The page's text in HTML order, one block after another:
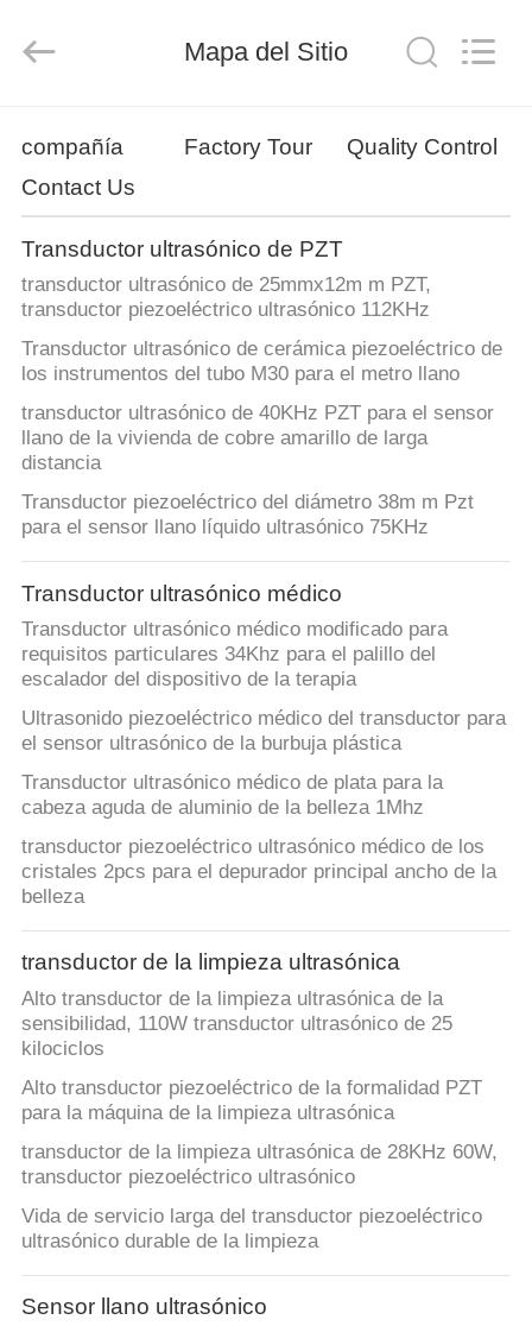
PRODUCTOS
SOBRE
NOSOTROS
VIAJE
DE
LA
FÁBRICA
CONTROL
DE
CALIDAD
ÉNTRENOS
EN
CONTACTO
CON
PIDA
UNA
CITA
MAPA
DEL
SITIO
PRIVACY
POLICY
Co.,
Mapa del Sitio
compañía Factory Tour
Quality Control
Contact Us
Transductor ultrasónico de PZT
transductor ultrasónico de 25mmx12m m PZT,
transductor piezoeléctrico ultrasónico 112KHz
Transductor ultrasónico de cerámica piezoeléctrico de
los instrumentos del tubo M30 para el metro llano
transductor ultrasónico de 40KHz PZT para el sensor
llano de la vivienda de cobre amarillo de larga
distancia
Transductor piezoeléctrico del diámetro 38m m Pzt
para el sensor llano líquido ultrasónico 75KHz
Transductor ultrasónico médico
Transductor ultrasónico médico modificado para
requisitos particulares 34Khz para el palillo del
escalador del dispositivo de la terapia
Ultrasonido piezoeléctrico médico del transductor para
el sensor ultrasónico de la burbuja plástica
Transductor ultrasónico médico de plata para la
cabeza aguda de aluminio de la belleza 1Mhz
transductor piezoeléctrico ultrasónico médico de los
cristales 2pcs para el depurador principal ancho de la
belleza
transductor de la limpieza ultrasónica
Alto transductor de la limpieza ultrasónica de la
sensibilidad, 110W transductor ultrasónico de 25
kilociclos
Alto transductor piezoeléctrico de la formalidad PZT
para la máquina de la limpieza ultrasónica
transductor de la limpieza ultrasónica de 28KHz 60W,
transductor piezoeléctrico ultrasónico
Vida de servicio larga del transductor piezoeléctrico
ultrasónico durable de la limpieza
Sensor llano ultrasónico